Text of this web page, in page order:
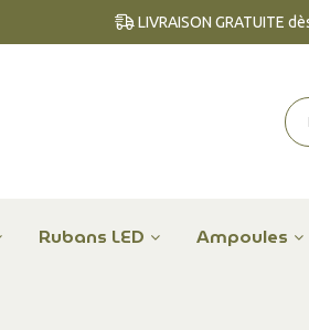
LIVRAISON GRATUITE
Rubans LED Ampoules